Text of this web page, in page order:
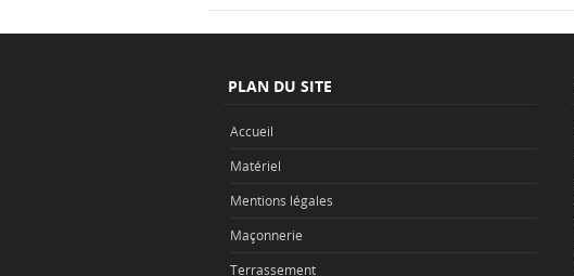
PLAN DU SITE
Accueil
Matériel
Mentions légales
Maçonnerie
Terrassement